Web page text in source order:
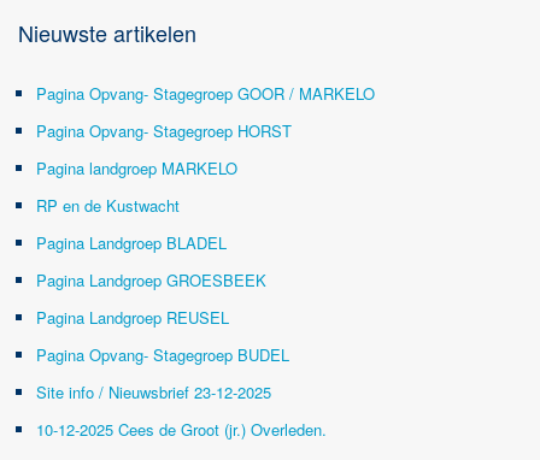
Nieuwste artikelen
Pagina Opvang- Stagegroep GOOR / MARKELO
Pagina Opvang- Stagegroep HORST
Pagina landgroep MARKELO
RP en de Kustwacht
Pagina Landgroep BLADEL
Pagina Landgroep GROESBEEK
Pagina Landgroep REUSEL
Pagina Opvang- Stagegroep BUDEL
Site info / Nieuwsbrief 23-12-2025
10-12-2025 Cees de Groot (jr.) Overleden.